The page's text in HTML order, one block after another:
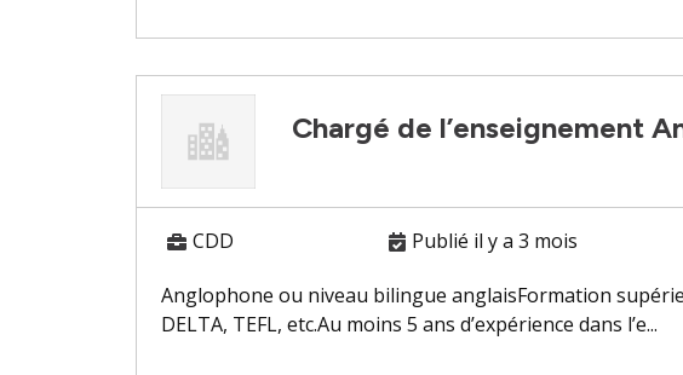
Chargé de l’enseignement
CDD Publié il y a 3 mois
Anglophone ou niveau bilingue anglaisFormation
DELTA, TEFL, etc.Au moins 5 ans d’expérience dans l’e...